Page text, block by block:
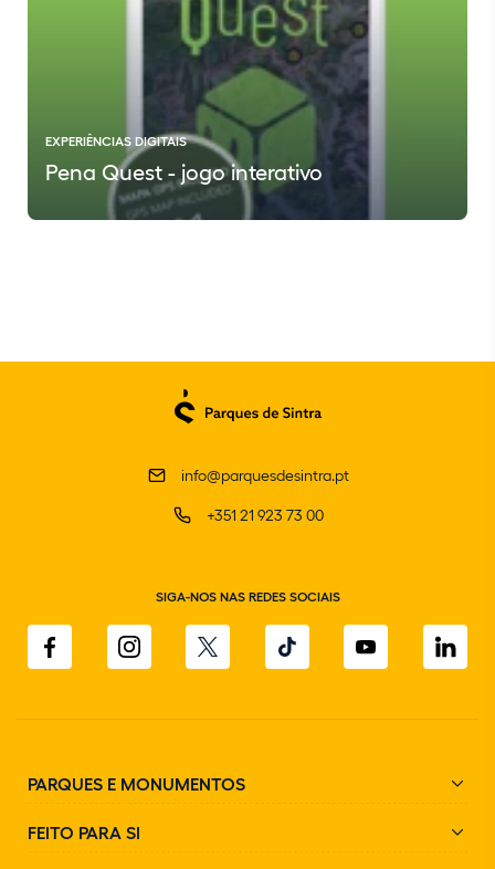
EXPERIÊNCIAS DIGITAIS
Pena Quest - jogo interativo
info@parquesdesintra.pt
+351 21 923 73 00
SIGA-NOS NAS REDES SOCIAIS
PARQUES E MONUMENTOS
FEITO PARA SI